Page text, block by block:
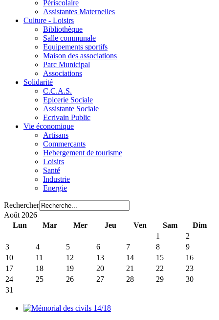
Périscolaire
Assistantes Maternelles
Culture - Loisirs
Bibliothèque
Salle communale
Equipements sportifs
Maison des associations
Parc Municipal
Associations
Solidarité
C.C.A.S.
Epicerie Sociale
Assistante Sociale
Ecrivain Public
Vie économique
Artisans
Commerçants
Hebergement de tourisme
Loisirs
Santé
Industrie
Energie
Rechercher
Août 2026
Lun
Mar Mer Jeu Ven Sam
Dim
1
2
3
4 5 6 7 8
9
10
11 12 13 14 15
16
17
18 19 20 21 22
23
24
25 26 27 28 29
30
31